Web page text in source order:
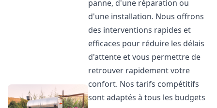
panne, d'une réparation ou
d'une installation. Nous offrons
des interventions rapides et
efficaces pour réduire les délais
d'attente et vous permettre de
retrouver rapidement votre
confort. Nos tarifs compétitifs
sont adaptés à tous les budgets